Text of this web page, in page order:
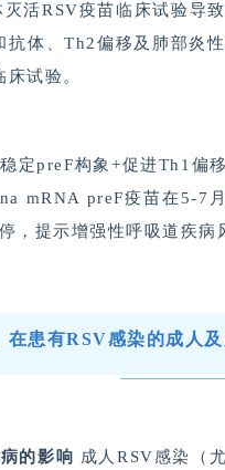
活RSV疫苗临床试验导
抗体、Th2偏移及肺部炎
试验。
定preF构象+促进Th1偏
mRNA preF疫苗在5-7
，提示增强性呼吸道疾病
在患有RSV感染的成人
的影响 成人RSV感染（